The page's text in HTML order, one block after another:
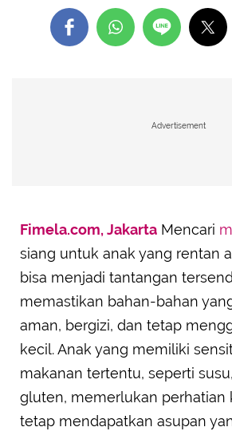
Advertisement
Fimela.com, Jakarta Mencari
siang untuk anak yang rentan
bisa menjadi tantangan
memastikan bahan-bahan
aman, bergizi, dan tetap
kecil. Anak yang memiliki
makanan tertentu, seperti
gluten, memerlukan perhatian
tetap mendapatkan asupan